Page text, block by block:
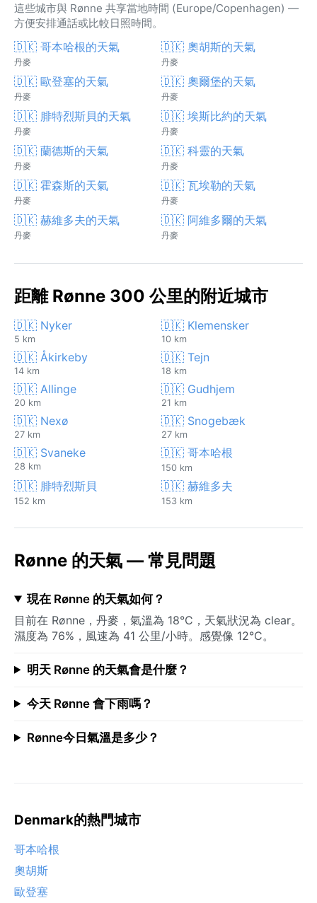
這些城市與 Rønne 共享當地時間 (Europe/Copenhagen) —
方便安排通話或比較日照時間。
🇩🇰 哥本哈根的天氣
丹麥
🇩🇰 奧胡斯的天氣
丹麥
🇩🇰 歐登塞的天氣
丹麥
🇩🇰 奧爾堡的天氣
丹麥
🇩🇰 腓特烈斯貝的天氣
丹麥
🇩🇰 埃斯比約的天氣
丹麥
🇩🇰 蘭德斯的天氣
丹麥
🇩🇰 科靈的天氣
丹麥
🇩🇰 霍森斯的天氣
丹麥
🇩🇰 瓦埃勒的天氣
丹麥
🇩🇰 赫維多夫的天氣
丹麥
🇩🇰 阿維多爾的天氣
丹麥
距離 Rønne 300 公里的附近城市
🇩🇰 Nyker
5 km
🇩🇰 Klemensker
10 km
🇩🇰 Åkirkeby
14 km
🇩🇰 Tejn
18 km
🇩🇰 Allinge
20 km
🇩🇰 Gudhjem
21 km
🇩🇰 Nexø
27 km
🇩🇰 Snogebæk
27 km
🇩🇰 Svaneke
28 km
🇩🇰 哥本哈根
150 km
🇩🇰 腓特烈斯貝
152 km
🇩🇰 赫維多夫
153 km
Rønne 的天氣 — 常見問題
現在 Rønne 的天氣如何？
目前在 Rønne，丹麥，氣溫為 18°C，天氣狀況為 clear。
濕度為 76%，風速為 41 公里/小時。感覺像 12°C。
明天 Rønne 的天氣會是什麼？
今天 Rønne 會下雨嗎？
Rønne今日氣溫是多少？
Denmark的熱門城市
哥本哈根
奧胡斯
歐登塞